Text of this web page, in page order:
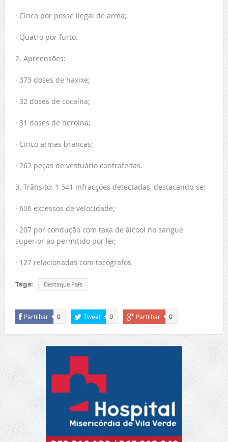
· Cinco por posse ilegal de arma;
· Quatro por furto.
2. Apreensões:
· 373 doses de haxixe;
· 32 doses de cocaína;
· 31 doses de heroína;
· Cinco armas brancas;
· 262 peças de vestuário contrafeitas.
3. Trânsito: 1 541 infracções detectadas, destacando-se:
· 606 excessos de velocidade;
· 207 por condução com taxa de álcool no sangue
superior ao permitido por lei;
· 127 relacionadas com tacógrafos
Tags: Destaque País
Partilhar 0 Tweet 0 Partilhar 0